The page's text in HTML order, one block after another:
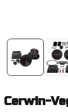
Cerwin-